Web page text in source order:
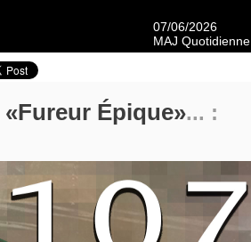
07/06/2026
MAJ Quotidienne
Fureur Épique ... :